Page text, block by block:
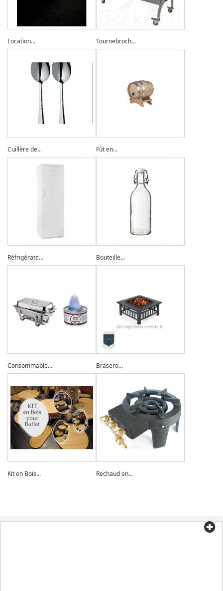
Location... Tournebroch...
Cuillère de... Fût en...
Réfrigérate... Bouteille...
Consommable... Brasero...
Kit en Bois... Rechaud en...